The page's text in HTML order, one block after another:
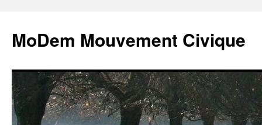
MoDem Mouvement Civique